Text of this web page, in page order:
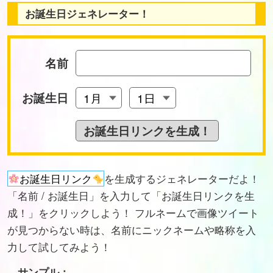
お誕生日ジェネレーター！
名前
お誕生日
お誕生日リンク
を生成するジェネレーターだよ！
「名前 / お誕生日」を入力して「お誕生日リンクを生
成！」をクリックしよう！ フルネームで画像ツイート
が見つからない時は、名前にニックネームや略称を入
力して試してみよう！